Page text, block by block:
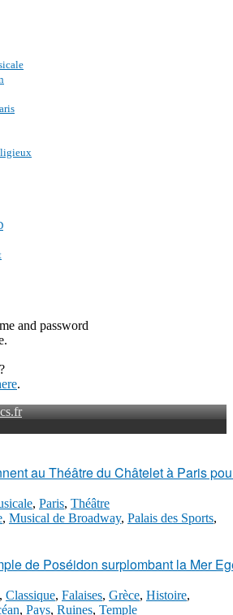
and password
.
au Théâtre du Châtelet à Paris
, Paris, Théâtre
, Musical de Broadway, Palais des Sports,
de Poséidon surplombant la Mer
, Classique, Falaises, Grèce, Histoire,
, Pays, Ruines, Temple